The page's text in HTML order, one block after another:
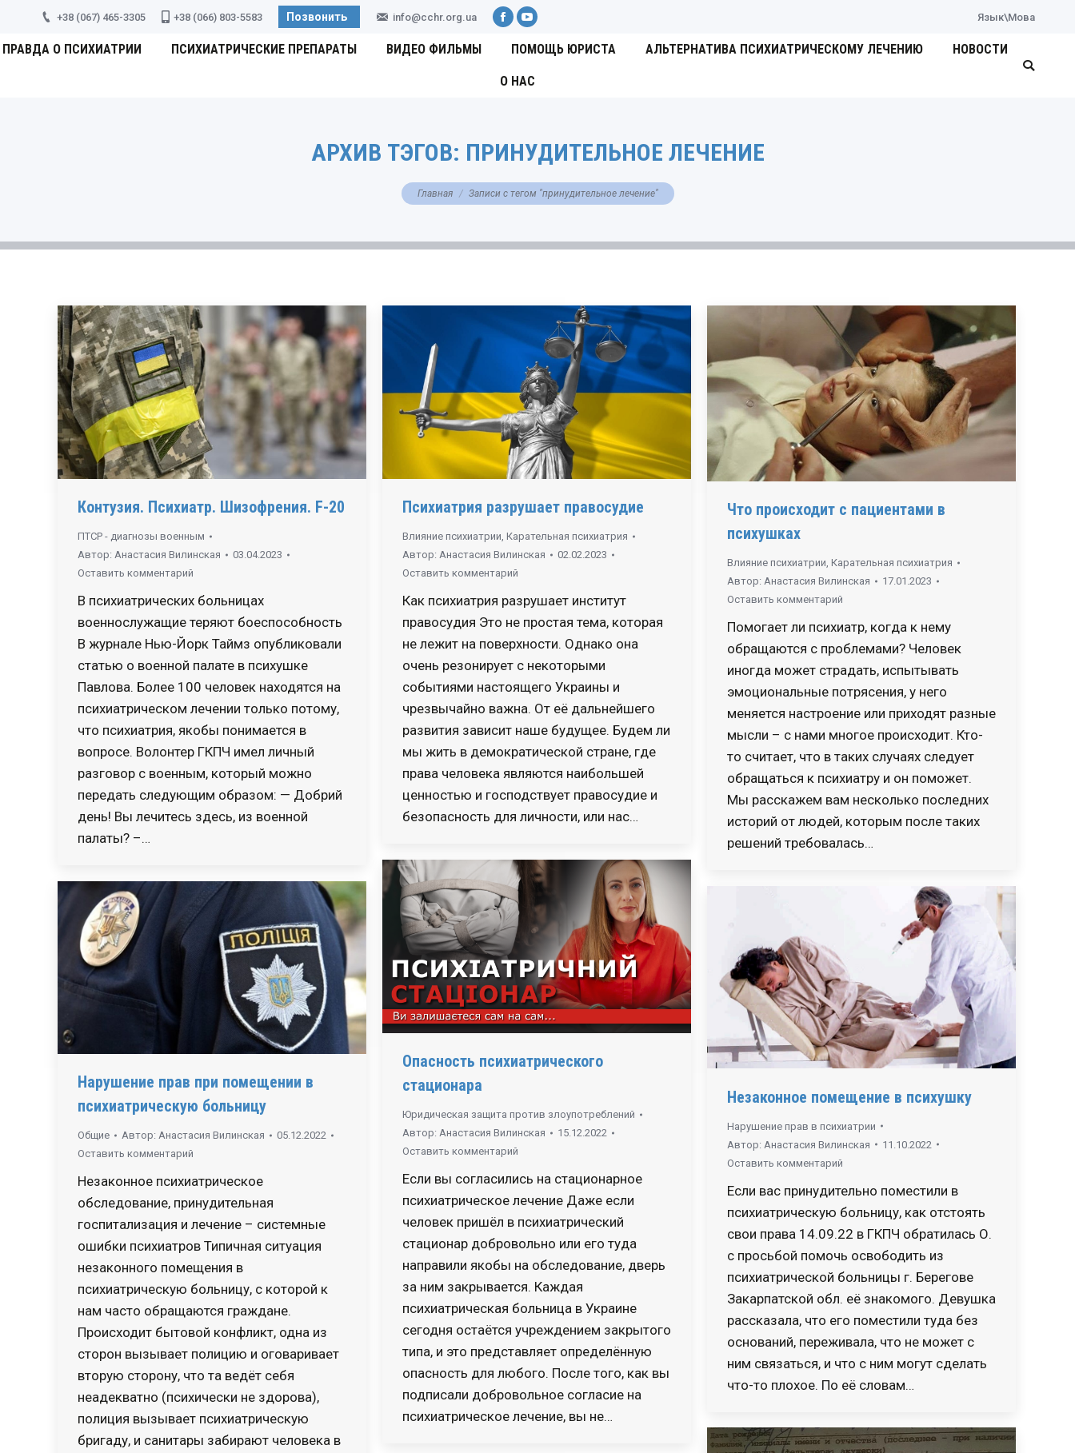
+38 (067) 465-3305 +38 (066) 803-5583 Позвонить info@cchr.org.ua
Facebook
YouTube
Язык\Мова
ПРАВДА О ПСИХИАТРИИ ПСИХИАТРИЧЕСКИЕ ПРЕПАРАТЫ ВИДЕО ФИЛЬМЫ ПОМОЩЬ ЮРИСТА АЛЬТЕРНАТИВА ПСИХИАТРИЧЕСКОМУ ЛЕЧЕНИЮ НОВОСТИ
О НАС
Поиск:
АРХИВ ТЭГОВ: ПРИНУДИТЕЛЬНОЕ ЛЕЧЕНИЕ
Вы здесь:
Главная Записи с тегом "принудительное лечение"
Контузия. Психиатр. Шизофрения. F-20
ПТСР - диагнозы военным
Автор: Анастасия Вилинская
03.04.2023
Оставить комментарий
В психиатрических больницах
военнослужащие теряют боеспособность
В журнале Нью-Йорк Таймз опубликовали
статью о военной палате в психушке
Павлова. Более 100 человек находятся на
психиатрическом лечении только потому,
что психиатрия, якобы понимается в
вопросе. Волонтер ГКПЧ имел личный
разговор с военным, который можно
передать следующим образом: — Добрий
день! Вы лечитесь здесь, из военной
палаты? –…
Психиатрия разрушает правосудие
Влияние психиатрии, Карательная психиатрия
Автор: Анастасия Вилинская
02.02.2023
Оставить комментарий
Как психиатрия разрушает институт
правосудия Это не простая тема, которая
не лежит на поверхности. Однако она
очень резонирует с некоторыми
событиями настоящего Украины и
чрезвычайно важна. От её дальнейшего
развития зависит наше будущее. Будем ли
мы жить в демократической стране, где
права человека являются наибольшей
ценностью и господствует правосудие и
безопасность для личности, или нас…
Что происходит с пациентами в
психушках
Влияние психиатрии, Карательная психиатрия
Автор: Анастасия Вилинская
17.01.2023
Оставить комментарий
Помогает ли психиатр, когда к нему
обращаются с проблемами? Человек
иногда может страдать, испытывать
эмоциональные потрясения, у него
меняется настроение или приходят разные
мысли – с нами многое происходит. Кто-
то считает, что в таких случаях следует
обращаться к психиатру и он поможет.
Мы расскажем вам несколько последних
историй от людей, которым после таких
решений требовалась…
Опасность психиатрического
стационара
Юридическая защита против злоупотреблений
Автор: Анастасия Вилинская
15.12.2022
Оставить комментарий
Если вы согласились на стационарное
психиатрическое лечение Даже если
человек пришёл в психиатрический
стационар добровольно или его туда
направили якобы на обследование, дверь
за ним закрывается. Каждая
психиатрическая больница в Украине
сегодня остаётся учреждением закрытого
типа, и это представляет определённую
опасность для любого. После того, как вы
подписали добровольное согласие на
психиатрическое лечение, вы не…
Нарушение прав при помещении в
психиатрическую больницу
Общие Автор: Анастасия Вилинская
05.12.2022
Оставить комментарий
Незаконное психиатрическое
обследование, принудительная
госпитализация и лечение – системные
ошибки психиатров Типичная ситуация
незаконного помещения в
психиатрическую больницу, с которой к
нам часто обращаются граждане.
Происходит бытовой конфликт, одна из
сторон вызывает полицию и оговаривает
вторую сторону, что та ведёт себя
неадекватно (психически не здорова),
полиция вызывает психиатрическую
бригаду, и санитары забирают человека в
Незаконное помещение в психушку
Нарушение прав в психиатрии
Автор: Анастасия Вилинская
11.10.2022
Оставить комментарий
Если вас принудительно поместили в
психиатрическую больницу, как отстоять
свои права 14.09.22 в ГКПЧ обратилась О.
с просьбой помочь освободить из
психиатрической больницы г. Берегове
Закарпатской обл. её знакомого. Девушка
рассказала, что его поместили туда без
оснований, переживала, что не может с
ним связаться, и что с ним могут сделать
что-то плохое. По её словам…